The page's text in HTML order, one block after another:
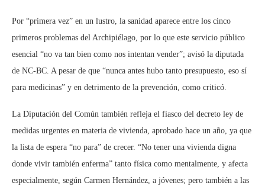
Por “primera vez” en un lustro, la sanidad aparece entre los cinco
primeros problemas del Archipiélago, por lo que este servicio público
esencial “no va tan bien como nos intentan vender”; avisó la diputada
de NC-BC. A pesar de que “nunca antes hubo tanto presupuesto, eso sí
para medicinas” y en detrimento de la prevención, como criticó.
La Diputación del Común también refleja el fiasco del decreto ley de
medidas urgentes en materia de vivienda, aprobado hace un año, ya que
la lista de espera “no para” de crecer. “No tener una vivienda digna
donde vivir también enferma” tanto física como mentalmente, y afecta
especialmente, según Carmen Hernández, a jóvenes; pero también a las